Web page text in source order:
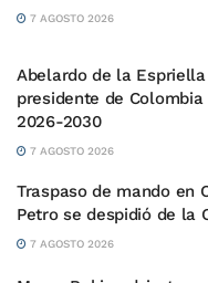
7 AGOSTO 2026
Abelardo de la
presidente de
2026-2030
7 AGOSTO 2026
Traspaso de mando en
Petro se despidió de la
7 AGOSTO 2026